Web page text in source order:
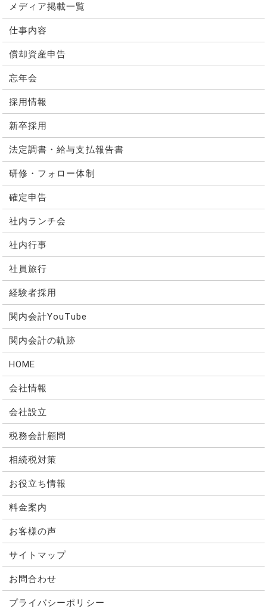
メディア掲載一覧
仕事内容
償却資産申告
忘年会
採用情報
新卒採用
法定調書・給与支払報告書
研修・フォロー体制
確定申告
社内ランチ会
社内行事
社員旅行
経験者採用
関内会計YouTube
関内会計の軌跡
HOME
会社情報
会社設立
税務会計顧問
相続税対策
お役立ち情報
料金案内
お客様の声
サイトマップ
お問合わせ
プライバシーポリシー